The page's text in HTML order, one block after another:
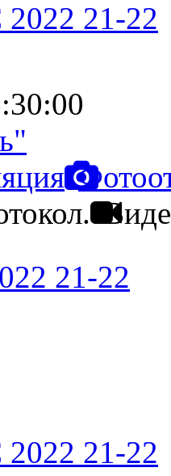
21-22
21-22
21-22